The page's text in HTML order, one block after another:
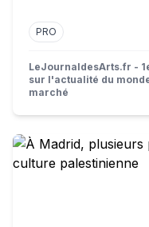
PRO
LeJournaldesArts.fr -
sur l'actualité du
marché
À Madrid, plusieurs